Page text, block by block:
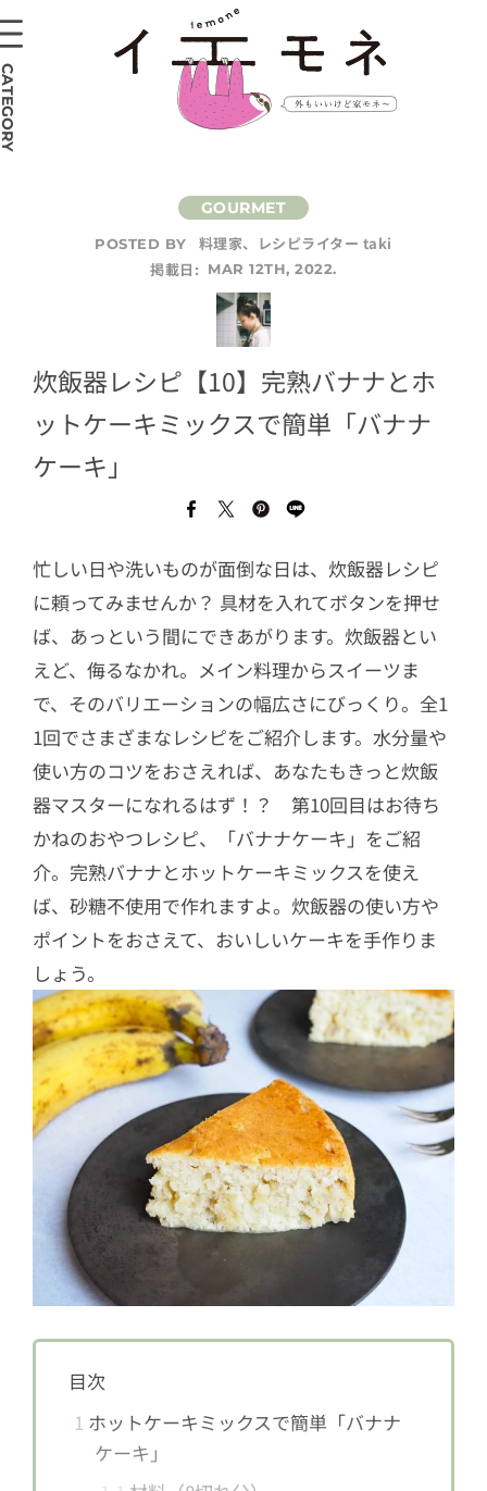
POSTED BY
料理家、レシピライター taki
掲載日:
MAR 12TH, 2022.
炊飯器レシピ【10】完熟バナナとホ
ットケーキミックスで簡単「バナナ
ケーキ」
忙しい日や洗いものが面倒な日は、炊飯器レシピ
に頼ってみませんか？ 具材を入れてボタンを押せ
ば、あっという間にできあがります。炊飯器とい
えど、侮るなかれ。メイン料理からスイーツま
で、そのバリエーションの幅広さにびっくり。全1
1回でさまざまなレシピをご紹介します。水分量や
使い方のコツをおさえれば、あなたもきっと炊飯
器マスターになれるはず！？ 第10回目はお待ち
かねのおやつレシピ、「バナナケーキ」をご紹
介。完熟バナナとホットケーキミックスを使え
ば、砂糖不使用で作れますよ。炊飯器の使い方や
ポイントをおさえて、おいしいケーキを手作りま
しょう。
目次
1 ホットケーキミックスで簡単「バナナ
ケーキ」